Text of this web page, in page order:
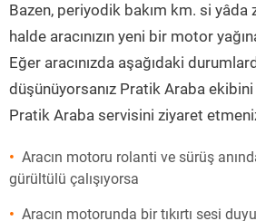
Bazen, periyodik bakım km. si yâda
halde aracınızın yeni bir motor
Eğer aracınızda aşağıdaki
düşünüyorsanız Pratik Araba ekibini
Pratik Araba servisini ziyaret
Aracın motoru rolanti ve sürüş
gürültülü çalışıyorsa
Aracın motorunda bir tıkırtı sesi